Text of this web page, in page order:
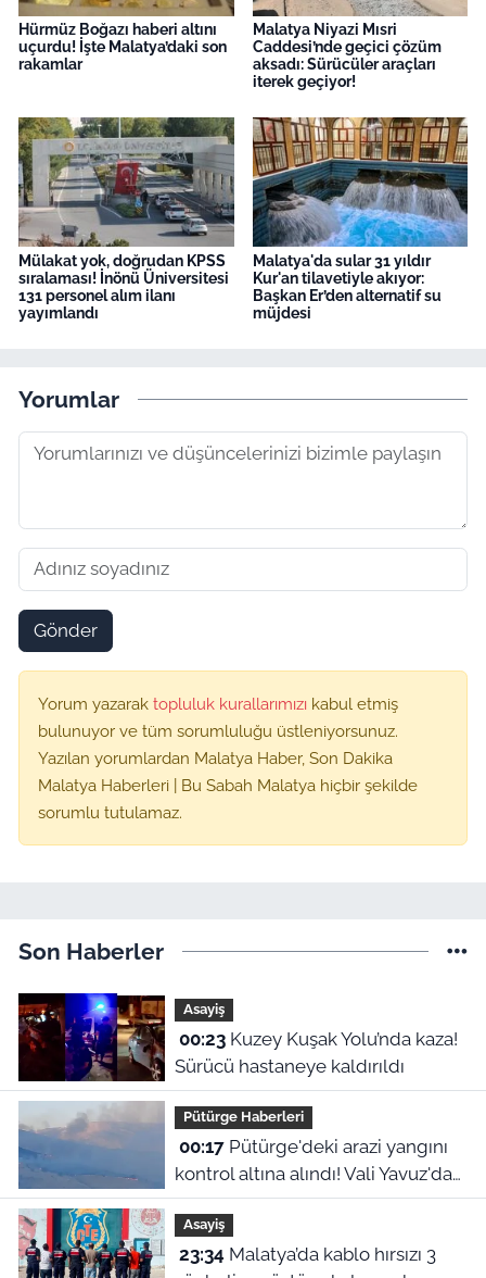
Hürmüz Boğazı haberi altını
uçurdu! İşte Malatya’daki son
rakamlar
Malatya Niyazi Mısri
Caddesi’nde geçici çözüm
aksadı: Sürücüler araçları
iterek geçiyor!
Mülakat yok, doğrudan KPSS
sıralaması! İnönü Üniversitesi
131 personel alım ilanı
yayımlandı
Malatya'da sular 31 yıldır
Kur'an tilavetiyle akıyor:
Başkan Er’den alternatif su
müjdesi
Yorumlar
Gönder
Yorum yazarak topluluk kurallarımızı kabul etmiş
bulunuyor ve tüm sorumluluğu üstleniyorsunuz.
Yazılan yorumlardan Malatya Haber, Son Dakika
Malatya Haberleri | Bu Sabah Malatya hiçbir şekilde
sorumlu tutulamaz.
Son Haberler
Asayiş
00:23Kuzey Kuşak Yolu’nda kaza!
Sürücü hastaneye kaldırıldı
Pütürge Haberleri
00:17Pütürge'deki arazi yangını
kontrol altına alındı! Vali Yavuz'dan
çağrı
Asayiş
23:34